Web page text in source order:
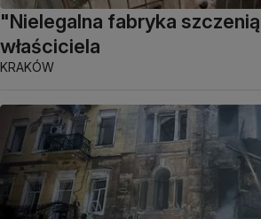
"Nielegalna fabryka
właściciela
KRAKÓW